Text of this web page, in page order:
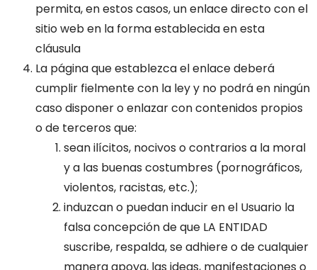
permita, en estos casos, un enlace directo con el
sitio web en la forma establecida en esta
cláusula
La página que establezca el enlace deberá
cumplir fielmente con la ley y no podrá en ningún
caso disponer o enlazar con contenidos propios
o de terceros que:
sean ilícitos, nocivos o contrarios a la moral
y a las buenas costumbres (pornográficos,
violentos, racistas, etc.);
induzcan o puedan inducir en el Usuario la
falsa concepción de que LA ENTIDAD
suscribe, respalda, se adhiere o de cualquier